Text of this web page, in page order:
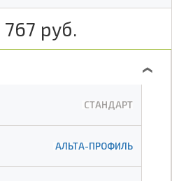
767 руб.
❯
СТАНДАРТ
АЛЬТА-ПРОФИЛЬ